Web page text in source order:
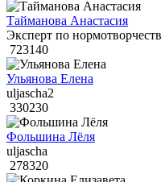
Тайманова Анастасия
Эксперт по
723140
Ульянова Елена
uljascha2
330230
Фольшина Лёля
uljascha
278320